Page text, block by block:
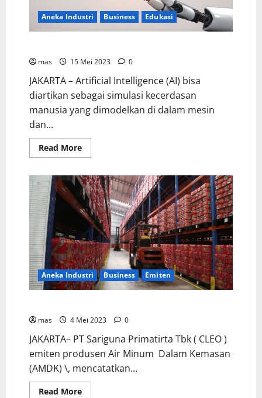
Aneka Industri Business Edukasi
mas 15 Mei 2023 0
JAKARTA – Artificial Intelligence (AI) bisa
diartikan sebagai simulasi kecerdasan
manusia yang dimodelkan di dalam mesin
dan...
Read More
Aneka Industri Business Emiten
mas 4 Mei 2023 0
JAKARTA– PT Sariguna Primatirta Tbk ( CLEO )
emiten produsen Air Minum Dalam Kemasan
(AMDK) \, mencatatkan...
Read More